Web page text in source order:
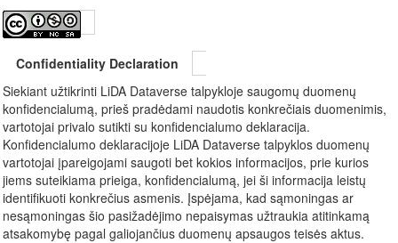
Confidentiality Declaration
Siekiant užtikrinti LiDA Dataverse talpykloje saugomų duomenų
konfidencialumą, prieš pradėdami naudotis konkrečiais duomenimis,
vartotojai privalo sutikti su konfidencialumo deklaracija.
Konfidencialumo deklaracijoje LiDA Dataverse talpyklos duomenų
vartotojai įpareigojami saugoti bet kokios informacijos, prie kurios
jiems suteikiama prieiga, konfidencialumą, jei ši informacija leistų
identifikuoti konkrečius asmenis. Įspėjama, kad sąmoningas ar
nesąmoningas šio pasižadėjimo nepaisymas užtraukia atitinkamą
atsakomybę pagal galiojančius duomenų apsaugos teisės aktus.